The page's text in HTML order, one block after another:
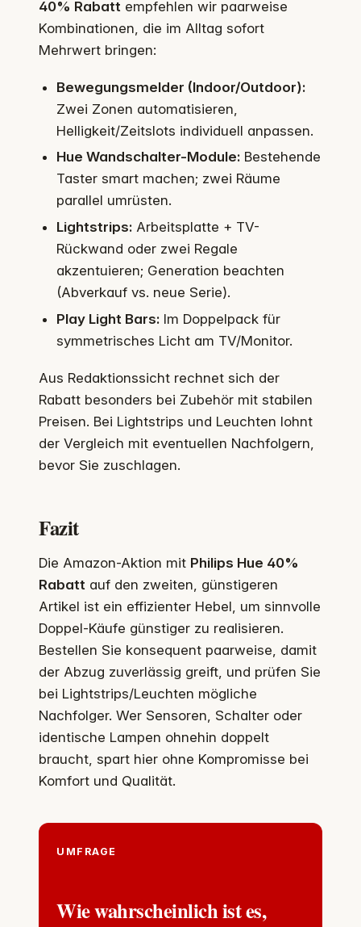
40% Rabatt empfehlen wir paarweise
Kombinationen, die im Alltag sofort
Mehrwert bringen:
Bewegungsmelder (Indoor/Outdoor):
Zwei Zonen automatisieren,
Helligkeit/Zeitslots individuell anpassen.
Hue Wandschalter-Module: Bestehende
Taster smart machen; zwei Räume
parallel umrüsten.
Lightstrips: Arbeitsplatte + TV-
Rückwand oder zwei Regale
akzentuieren; Generation beachten
(Abverkauf vs. neue Serie).
Play Light Bars: Im Doppelpack für
symmetrisches Licht am TV/Monitor.
Aus Redaktionssicht rechnet sich der
Rabatt besonders bei Zubehör mit stabilen
Preisen. Bei Lightstrips und Leuchten lohnt
der Vergleich mit eventuellen Nachfolgern,
bevor Sie zuschlagen.
Fazit
Die Amazon-Aktion mit Philips Hue 40%
Rabatt auf den zweiten, günstigeren
Artikel ist ein effizienter Hebel, um sinnvolle
Doppel-Käufe günstiger zu realisieren.
Bestellen Sie konsequent paarweise, damit
der Abzug zuverlässig greift, und prüfen Sie
bei Lightstrips/Leuchten mögliche
Nachfolger. Wer Sensoren, Schalter oder
identische Lampen ohnehin doppelt
braucht, spart hier ohne Kompromisse bei
Komfort und Qualität.
UMFRAGE
Wie wahrscheinlich ist es,